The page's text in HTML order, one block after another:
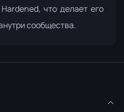
что делает его
сообщества.